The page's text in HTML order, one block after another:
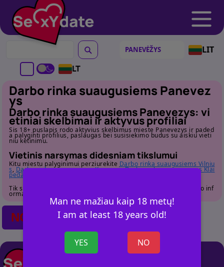
LIT
LT
Man ne mažiau kaip 18 metų!
I am at least 18 years old!
YES NO
Darbo rinka suaugusiems Panevez
ys
Darbo rinka suaugusiems Panevezys: vi
etiniai skelbimai ir aktyvus profiliai
Sis 18+ puslapis rodo aktyvius skelbimus mieste Panevezys ir paded
a palyginti profilius, paslaugas bei susisiekimo budus su aiskiu vieti
niu ketinimu.
Vietinis narsymas didesniam tikslumui
Kitu miestu palyginimui perziurekite Darbo rinka suaugusiems Vilniu
s, Darbo rinka suaugusiems KaunasirDarbo rinka suaugusiems Klai
peda
Tik suaugusiems. Pries susisiekdami atidziai perziurekite profilio inf
ormacija.
NO POSTS FOUND